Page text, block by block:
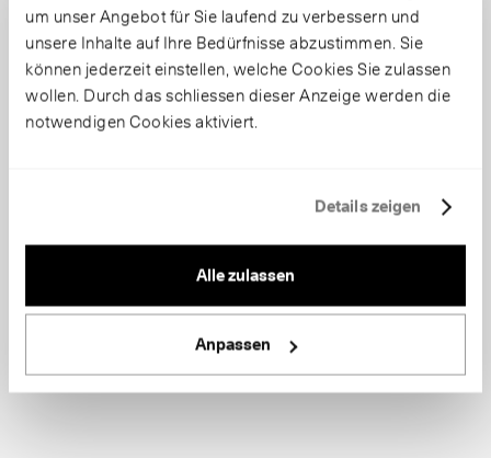
um unser Angebot für Sie laufend zu verbessern und
unsere Inhalte auf Ihre Bedürfnisse abzustimmen. Sie
können jederzeit einstellen, welche Cookies Sie zulassen
wollen. Durch das schliessen dieser Anzeige werden die
notwendigen Cookies aktiviert.
Details zeigen
Alle zulassen
Anpassen